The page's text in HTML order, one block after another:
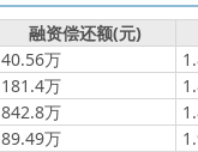
融资偿还额(元)
40.56万
181.4万
842.8万
89.49万